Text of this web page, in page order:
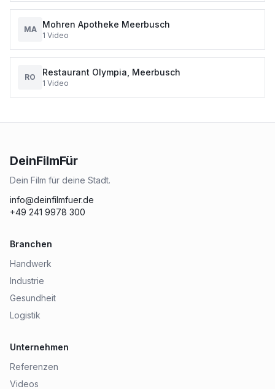
MA Mohren Apotheke Meerbusch
1 Video
RO Restaurant Olympia, Meerbusch
1 Video
DeinFilmFür
Dein Film für deine Stadt.
info@deinfilmfuer.de
+49 241 9978 300
Branchen
Handwerk
Industrie
Gesundheit
Logistik
Unternehmen
Referenzen
Videos